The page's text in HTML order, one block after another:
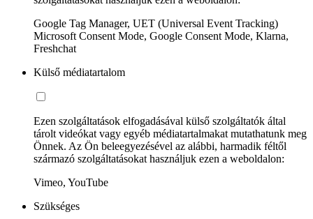
Google Tag Manager, UET (Universal Event Tracking)
Microsoft Consent Mode, Google Consent Mode, Klarna,
Freshchat
Külső médiatartalom
Ezen szolgáltatások elfogadásával külső szolgáltatók által
tárolt videókat vagy egyéb médiatartalmakat mutathatunk meg
Önnek. Az Ön beleegyezésével az alábbi, harmadik féltől
származó szolgáltatásokat használjuk ezen a weboldalon:
Vimeo, YouTube
Szükséges